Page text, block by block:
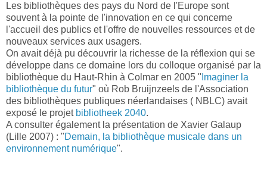
Les bibliothèques des pays du Nord de l'Europe sont
souvent à la pointe de l'innovation en ce qui concerne
l'accueil des publics et l'offre de nouvelles ressources et de
nouveaux services aux usagers.
On avait déjà pu découvrir la richesse de la réflexion qui se
développe dans ce domaine lors du colloque organisé par la
bibliothèque du Haut-Rhin à Colmar en 2005 " Imaginer la
bibliothèque du futur" où Rob Bruijnzeels de l'Association
des bibliothèques publiques néerlandaises ( NBLC) avait
exposé le projet bibliotheek 2040.
A consulter également la présentation de Xavier Galaup
(Lille 2007) : "Demain, la bibliothèque musicale dans un
environnement numérique".